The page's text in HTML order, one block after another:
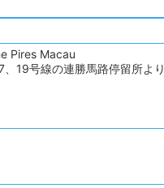
Pires Macau
、19号線の連勝馬路停留所より